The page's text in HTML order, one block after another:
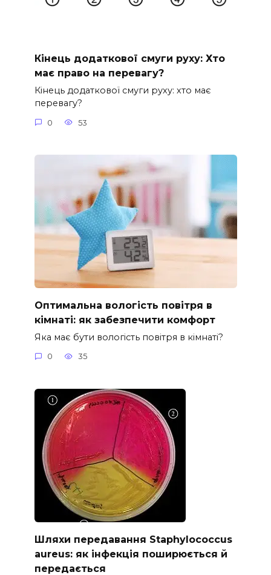
Кінець додаткової смуги руху: Хто
має право на перевагу?
Кінець додаткової смуги руху: хто має
перевагу?
0 53
Оптимальна вологість повітря в
кімнаті: як забезпечити комфорт
Яка має бути вологість повітря в кімнаті?
0 35
Шляхи передавання Staphylococcus
aureus: як інфекція поширюється й
передається